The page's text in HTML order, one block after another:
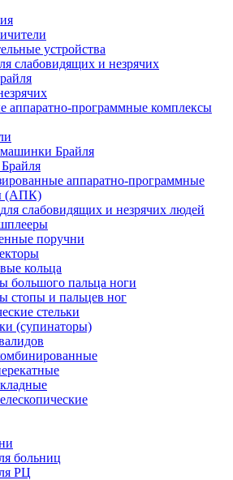
устройства
слабовидящих и незрячих
аппаратно-программные комплексы
Брайля
аппаратно-программные
(АПК)
слабовидящих и незрячих людей
поручни
кольца
большого пальца ноги
стопы и пальцев ног
стельки
(супинаторы)
больниц
РЦ